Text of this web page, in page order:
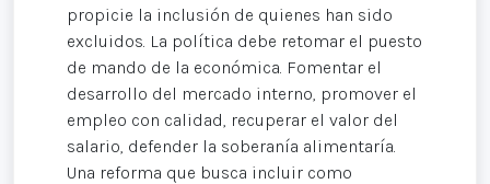
propicie la inclusión de quienes han sido
excluidos. La política debe retomar el puesto
de mando de la económica. Fomentar el
desarrollo del mercado interno, promover el
empleo con calidad, recuperar el valor del
salario, defender la soberanía alimentaría.
Una reforma que busca incluir como